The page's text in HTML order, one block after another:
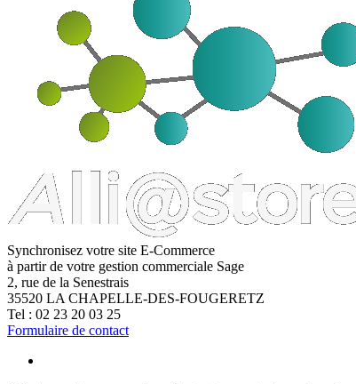
Synchronisez votre site E-Commerce
à partir de votre gestion commerciale Sage
2, rue de la Senestrais
35520 LA CHAPELLE-DES-FOUGERETZ
Tel : 02 23 20 03 25
Formulaire de contact